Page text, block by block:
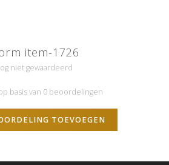
item-1726
niet gewaardeerd
basis van 0 beoordelingen
TOEVOEGEN